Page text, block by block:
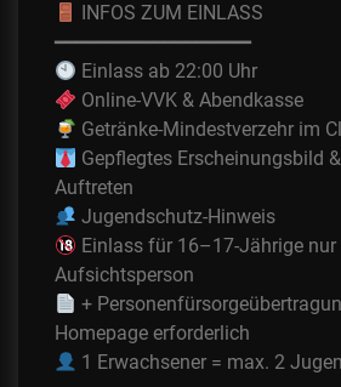
INFOS ZUM EINLASS
━━━━━━━━━━━━━━━━━━
Einlass ab 22:00 Uhr
Online-VVK & Abendkasse
Getränke-Mindestverzehr im
Gepflegtes Erscheinungsbild
Auftreten
Jugendschutz-Hinweis
Einlass für 16–17-Jährige
Aufsichtsperson
+
Homepage erforderlich
1 Erwachsener = max. 2